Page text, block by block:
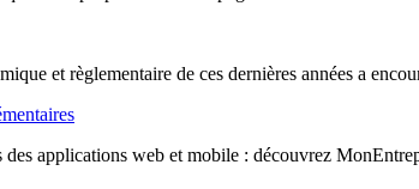
et règlementaire de ces dernières années a
des applications web et mobile : découvrez